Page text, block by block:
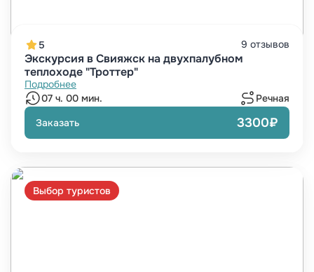
5 9 отзывов
Экскурсия в Свияжск на двухпалубном
теплоходе "Троттер"
Подробнее
07 ч. 00 мин.
Речная
Заказать
3300₽
Выбор туристов